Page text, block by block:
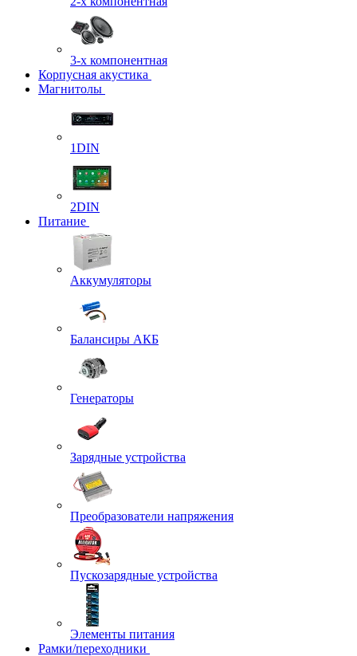
3-х компонентная
Корпусная акустика
Магнитолы
1DIN
2DIN
Питание
Аккумуляторы
Балансиры АКБ
Генераторы
Зарядные устройства
Преобразователи напряжения
Пускозарядные устройства
Элементы питания
Рамки/переходники